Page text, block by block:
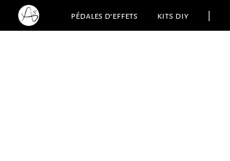
pédales d’effets kits diy